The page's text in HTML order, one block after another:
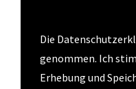
Die
genommen. Ich
Erhebung und